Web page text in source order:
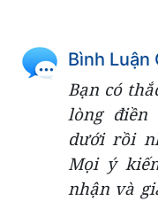
Bình Luận
Bạn có
lòng điền
dưới rồi
Mọi ý
nhận và